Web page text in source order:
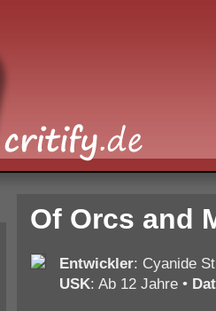
Of Orcs and
Entwickler: Cyanide
USK: Ab 12 Jahre•